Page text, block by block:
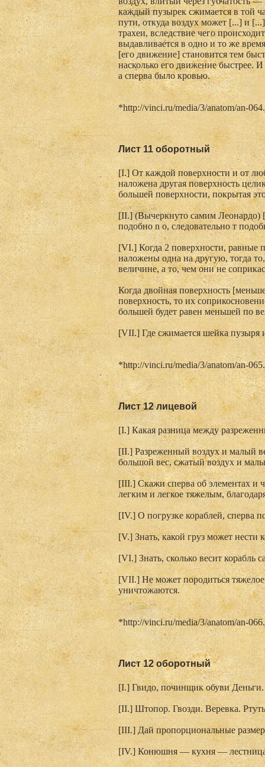
каждый пузырек сжимается в той
пути, откуда воздух может [...] и
трахеи, вследствие чего
выдавливается в одно и то же
[его движение] становится тем
насколько его движение быстрее.
а сперва было кровью.
*http://vinci.ru/media/3/anatom/an-
Лист 11 оборотный
[I.] От каждой поверхности и от
наложена другая поверхность
большей поверхности, покрытая
[II.] (Вычеркнуто самим
подобно n о, следовательно т
[VI.] Когда 2 поверхности, равные
наложены одна на другую, тогда
величине, а то, чем они не
Когда двойная поверхность
поверхность, то их
большей будет равен меньшей по
[VII.] Где сжимается шейка пузыря
*http://vinci.ru/media/3/anatom/an-
Лист 12 лицевой
[I.] Какая разница между
[II.] Разреженный воздух и малый
большой вес, сжатый воздух и
[III.] Скажи сперва об элементах и
легким и легкое тяжелым,
[IV.] О погрузке кораблей, сперва
[V.] Знать, какой груз может нести
[VI.] Знать, сколько весит корабль
[VII.] Не может породиться
уничтожаются.
*http://vinci.ru/media/3/anatom/an-
Лист 12 оборотный
[I.] Гвидо, починщик обуви Деньги.
[II.] Штопор. Гвозди. Веревка.
[III.] Дай пропорциональные
[IV.] Конюшня — кухня —